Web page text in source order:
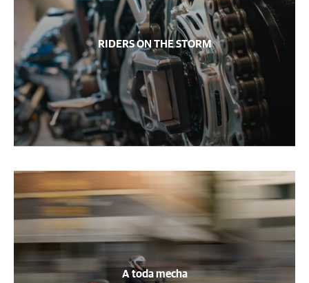
RIDERS ON THE STORM
A toda mecha